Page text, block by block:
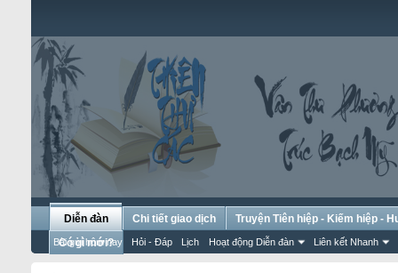
Diễn đàn
Bài gửi hôm nay Hỏi - Đáp Lịch Hoạt động Diễn đàn Liên kết Nhanh
Chi tiết giao dịch
Truyện Tiên hiệp - Kiếm hiệp -
Có gì mới?